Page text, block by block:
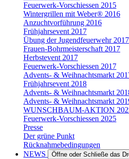
Feuerwerk-Vorschiessen 2015
Wintergrillen mit Weber® 2016
Anzuchtvorführung 2016
Frühjahrsevent 2017
Übung der Jugendfeuerwehr 2017
Frauen-Bohrmeisterschaft 2017
Herbstevent 2017
Feuerwerk-Vorschiessen 2017
Advents- & Weihnachtsmarkt
Frühjahrsevent 2018
Advents- & Weihnachtsmarkt
Advents- & Weihnachtsmarkt
WUNSCHBAUM-AKTION
Feuerwerk-Vorschiessen 2025
Presse
Der grüne Punkt
Rücknahmebedingungen
NEWS
Öffne oder Schließe das